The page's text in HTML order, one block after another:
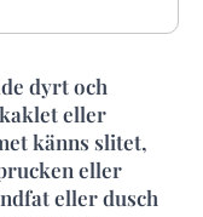
dyrt och
eller
känns slitet,
eller
eller dusch